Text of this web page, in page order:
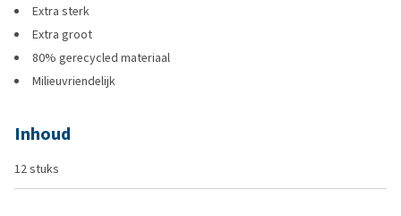
Extra sterk
Extra groot
80% gerecycled materiaal
Milieuvriendelijk
Inhoud
12 stuks